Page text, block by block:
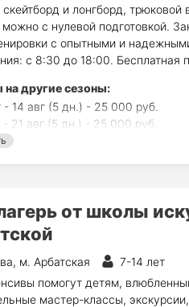
скейтборд и лонгборд,
можно с нулевой подготовкой.
c опытными и
с 8:30 до 18:00. Бесплатная
на другие сезоны:
- 14 авг (5 дн.) - 25 000 руб.
- 21 авг (5 дн.) - 25 000 руб.
- 28 авг (5 дн.) - 25 000 руб.
от школы
м. Арбатская
7-14 лет
помогут детям,
мастер-классы,